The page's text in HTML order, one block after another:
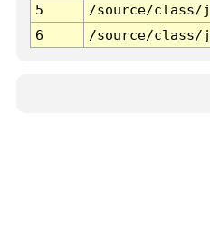
5
/source/class/
6
/source/class/